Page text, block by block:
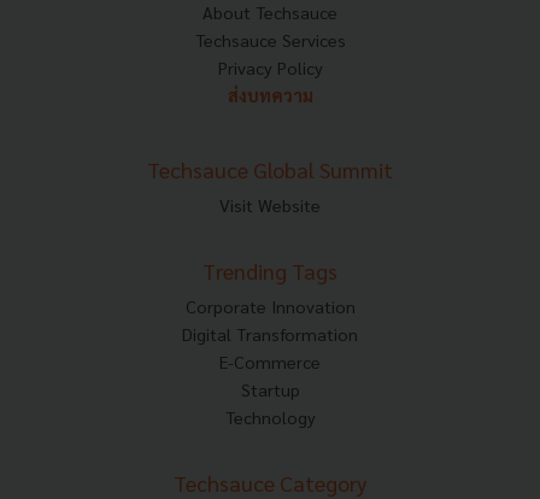
About Techsauce
Techsauce Services
Privacy Policy
ส่งบทความ
Techsauce Global Summit
Visit Website
Trending Tags
Corporate Innovation
Digital Transformation
E-Commerce
Startup
Technology
Techsauce Category